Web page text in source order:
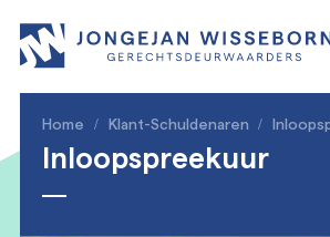
Home / Klant-Schuldenaren /
Inloopspreekuur